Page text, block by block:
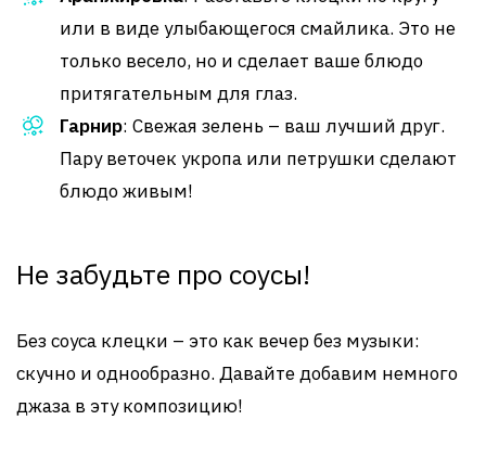
или в виде улыбающегося смайлика. Это не
только весело, но и сделает ваше блюдо
притягательным для глаз.
Гарнир: Свежая зелень – ваш лучший друг.
Пару веточек укропа или петрушки сделают
блюдо живым!
Не забудьте про соусы!
Без соуса клецки – это как вечер без музыки:
скучно и однообразно. Давайте добавим немного
джаза в эту композицию!